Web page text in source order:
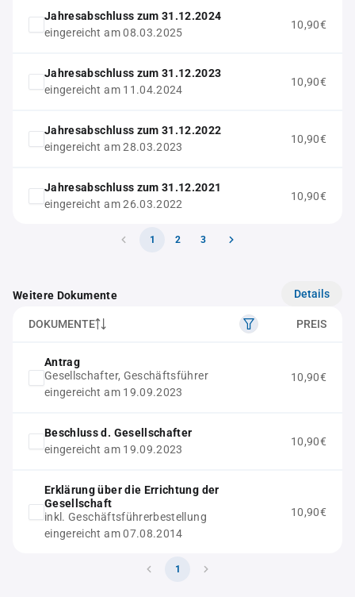
Jahresabschluss zum 31.12.2024
eingereicht am 08.03.2025
10,90€
Jahresabschluss zum 31.12.2023
eingereicht am 11.04.2024
10,90€
Jahresabschluss zum 31.12.2022
eingereicht am 28.03.2023
10,90€
Jahresabschluss zum 31.12.2021
eingereicht am 26.03.2022
10,90€
1 2 3
Weitere Dokumente Details
DOKUMENTE PREIS
Antrag
Gesellschafter, Geschäftsführer
eingereicht am 19.09.2023
10,90€
Beschluss d. Gesellschafter
eingereicht am 19.09.2023
10,90€
Erklärung über die Errichtung der
Gesellschaft
inkl. Geschäftsführerbestellung
eingereicht am 07.08.2014
10,90€
1